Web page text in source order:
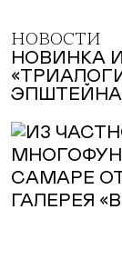
НОВОСТИ
НОВИНКА
ЭПШТЕЙНА